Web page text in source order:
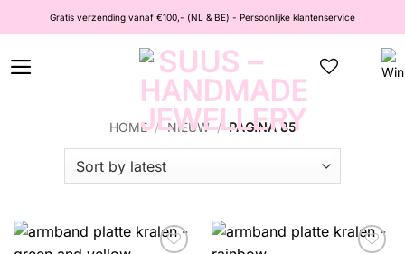
naar
inhoud
Gratis verzending vanaf €100,- (NL & BE) - Persoonlijke klantenservice
HOME / NIEUW / PAGINA 85